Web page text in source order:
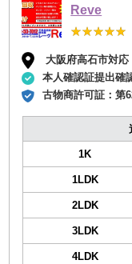
Reve
★★★★★
★★★★★
大阪府高石市対応
本人確認証提出確
古物商許可証：第
1K
1LDK
2LDK
3LDK
4LDK